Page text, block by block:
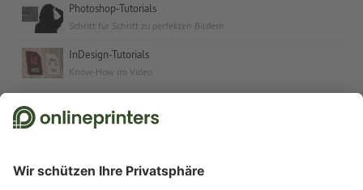
Photoshop-Tutorials
Schritt für Schritt zu perfekten Bildern
InDesign-Tutorials
Know-How im Video
Schriften und Schrift-Tutorials für jeden Anlass